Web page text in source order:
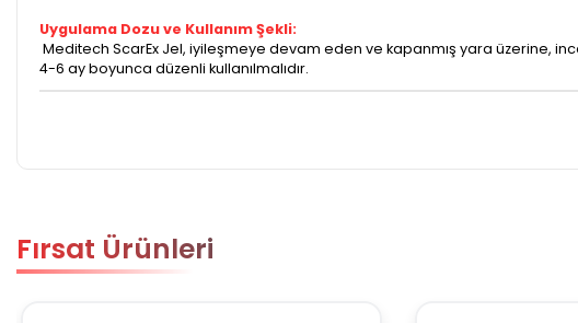
Uygulama Dozu ve Kullanım Şekli:
Meditech ScarEx Jel, iyileşmeye devam eden ve kapanmış yara üzerine,
4-6 ay boyunca düzenli kullanılmalıdır.
Fırsat Ürünleri